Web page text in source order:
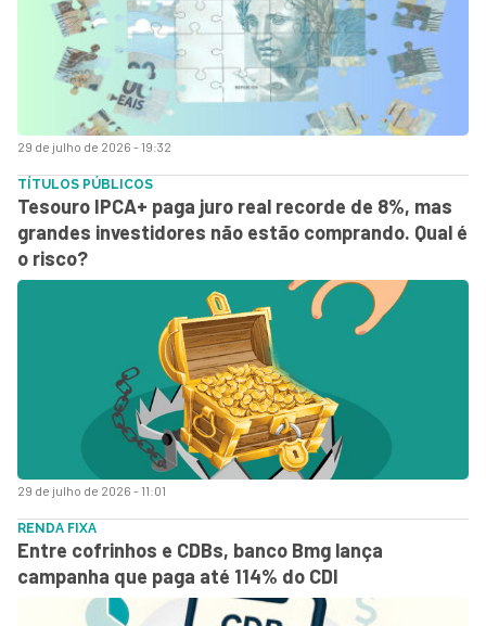
29 de julho de 2026 - 19:32
29 de julho de 2026 - 11:01
TÍTULOS PÚBLICOS
Tesouro IPCA+ paga juro real recorde de 8%, mas
grandes investidores não estão comprando. Qual é
o risco?
RENDA FIXA
Entre cofrinhos e CDBs, banco Bmg lança
campanha que paga até 114% do CDI